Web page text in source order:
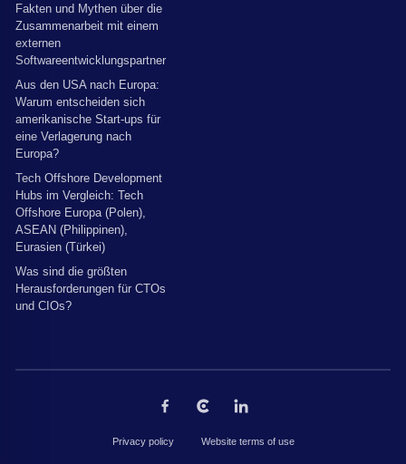
Fakten und Mythen über die
Zusammenarbeit mit einem
externen
Softwareentwicklungspartner
Aus den USA nach Europa:
Warum entscheiden sich
amerikanische Start-ups für
eine Verlagerung nach
Europa?
Tech Offshore Development
Hubs im Vergleich: Tech
Offshore Europa (Polen),
ASEAN (Philippinen),
Eurasien (Türkei)
Was sind die größten
Herausforderungen für CTOs
und CIOs?
Privacy policy Website terms of use